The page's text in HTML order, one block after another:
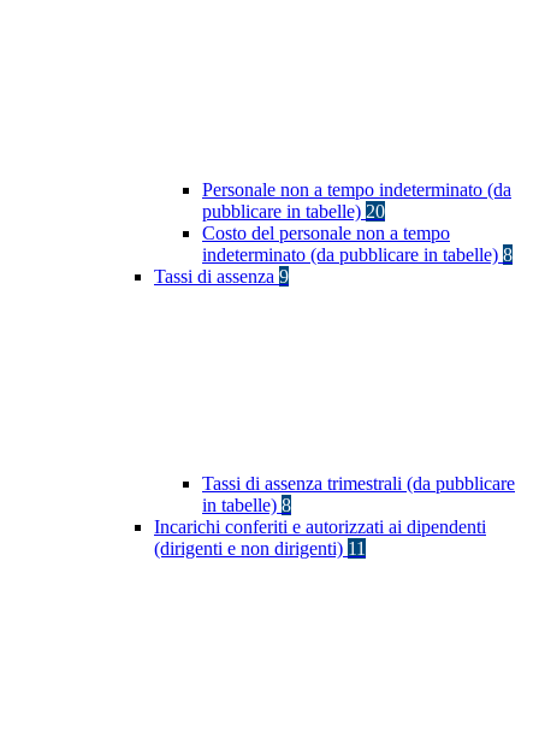
Personale non a tempo indeterminato (da
pubblicare in tabelle) 20
Costo del personale non a tempo
indeterminato (da pubblicare in tabelle) 8
Tassi di assenza 9
Tassi di assenza trimestrali (da pubblicare
in tabelle) 8
Incarichi conferiti e autorizzati ai dipendenti
(dirigenti e non dirigenti) 11